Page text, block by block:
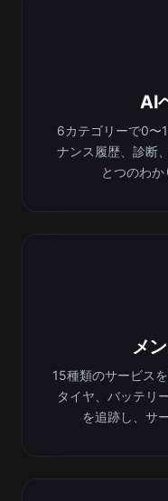
AI
6カテゴリーで0〜
ナンス履歴、診断
とつのわか
メ
15種類のサービス
タイヤ、バッテリ
を追跡し、サ